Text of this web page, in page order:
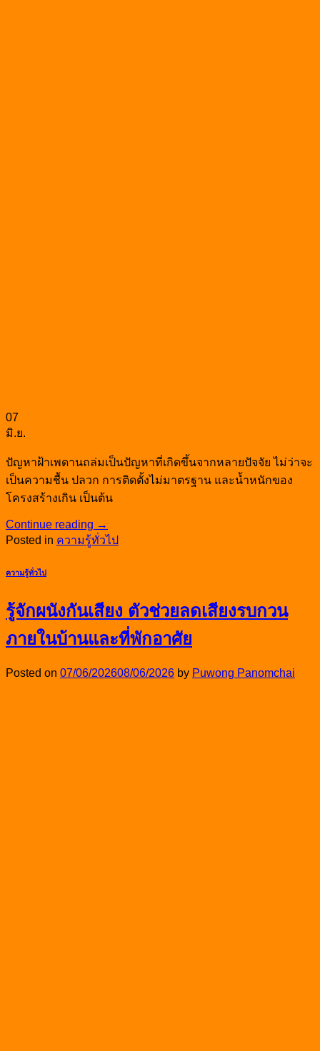
07
มิ.ย.
ปัญหาฝ้าเพดานถล่มเป็นปัญหาที่เกิดขึ้นจากหลายปัจจัย ไม่ว่าจะ
เป็นความชื้น ปลวก การติดตั้งไม่มาตรฐาน และน้ำหนักของ
โครงสร้างเกิน เป็นต้น
Continue reading →
Posted in ความรู้ทั่วไป
ความรู้ทั่วไป
รู้จักผนังกันเสียง ตัวช่วยลดเสียงรบกวน
ภายในบ้านและที่พักอาศัย
Posted on 07/06/202608/06/2026 by Puwong Panomchai